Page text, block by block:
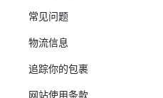
常见问题
物流信息
追踪你的包裹
网站使用条款